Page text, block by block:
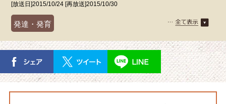
[放送日]2015/10/24 [再放送]2015/10/30
発達・発育